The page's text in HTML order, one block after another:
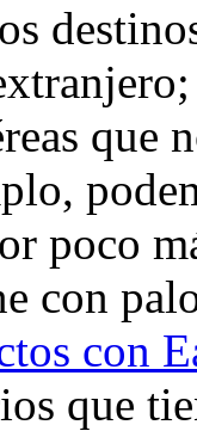
que
poco
con
con
que